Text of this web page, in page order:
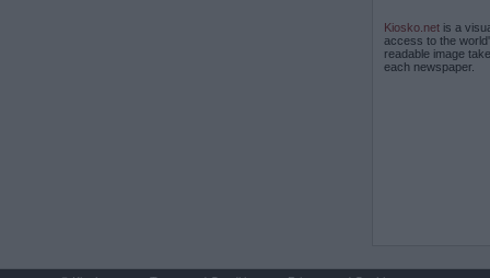
Kiosko.net is a
access to the
readable image
each newspaper.